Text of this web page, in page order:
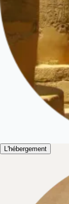
L'hébergement